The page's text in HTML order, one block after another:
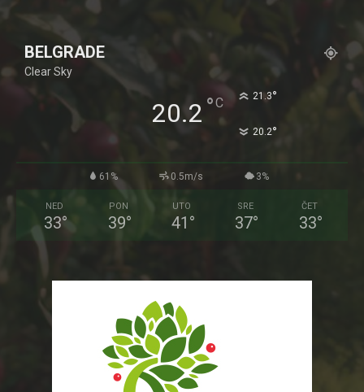
BELGRADE
Clear Sky
20.2 °C 21.3°
20.2°
61% 0.5m/s 3%
NED
33°
PON
39°
UTO
41 °
SRE
37°
ČET
33°